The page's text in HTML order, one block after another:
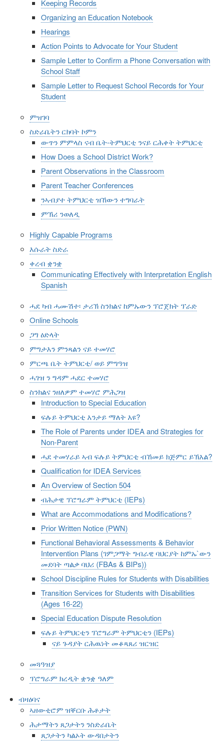
Keeping Records
Organizing an Education Notebook
Hearings
Action Points to Advocate for Your Student
Sample Letter to Confirm a Phone Conversation with
School Staff
Sample Letter to Request School Records for Your
Student
ምዝገባ
ስድራቤትን ርክባት ኮምን
ውጥን ምምላስ ናብ ቤት-ትምህርቲ ንናይ ርሕቀት ትምህርቲ
How Does a School District Work?
Parent Observations in the Classroom
Parent Teacher Conferences
ንኣብያተ ትምህርቲ ዝኸውን ተግባራት
ምኽሪ ንወለዲ
Highly Capable Programs
እሱራት ስድራ
ቀረብ ቋንቋ
Communicating Effectively with Interpretation English
Spanish
ሓደ ካብ ሓሙሽተ፡ ታሪኽ ስንክልና ከምኡውን ፕሮጀክት ፕራድ
Online Schools
ጋግ ዕድላት
ምግታእን ምንጻልን ናይ ተመሃሮ
ምርጫ ቤት ትምህርቲ/ ወይ ምግዓዝ
ሓገዝ ን ግዳም ሓደር ተመሃሮ
ስንክልና ንዘለዎም ተመሃሮ ምሕጋዝ
Introduction to Special Education
ፍሉይ ትምህርቲ እንታይ ማለት እዩ?
The Role of Parents under IDEA and Strategies for
Non-Parent
ሓደ ተመሃራይ ኣብ ፍሉይ ትምህርቲ ብኸመይ ክጅምር ይኽእል?
Qualification for IDEA Services
An Overview of Section 504
ብሕታዊ ፕሮግራም ትምህርቲ (IEPs)
What are Accommodations and Modifications?
Prior Written Notice (PWN)
Functional Behavioral Assessments & Behavior
Intervention Plans (ገምጋማት ግብራዊ ባህርያት ከምኡ`ውን
መደባት ጣልቃ ባህሪ (FBAs & BIPs))
School Discipline Rules for Students with Disabilities
Transition Services for Students with Disabilities
(Ages 16-22)
Special Education Dispute Resolution
ፍሉይ ትምህርቲን ፕሮግራም ትምህርቲን (IEPs)
ናይ ጉዳያት ርሕዉነት መቆጻጸሪ ዝርዝር
መጓዓዝያ
ፕሮግራም ክረዲት ቋንቋ ዓለም
ብዛዕባና
ኣዘውቲሮም ዝቐርቡ ሕቶታት
ሕታማትን ጸጋታትን ንስድራቤት
ጸጋታትን ካልኦት ውዳበታትን